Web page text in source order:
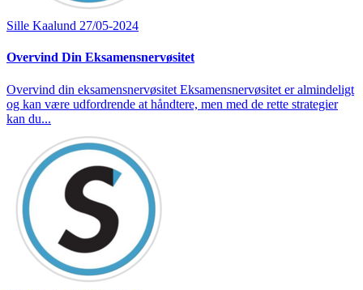
Sille Kaalund 27/05-2024
Overvind Din Eksamensnervøsitet
Overvind din eksamensnervøsitet Eksamensnervøsitet er almindeligt
og kan være udfordrende at håndtere, men med de rette strategier
kan du...